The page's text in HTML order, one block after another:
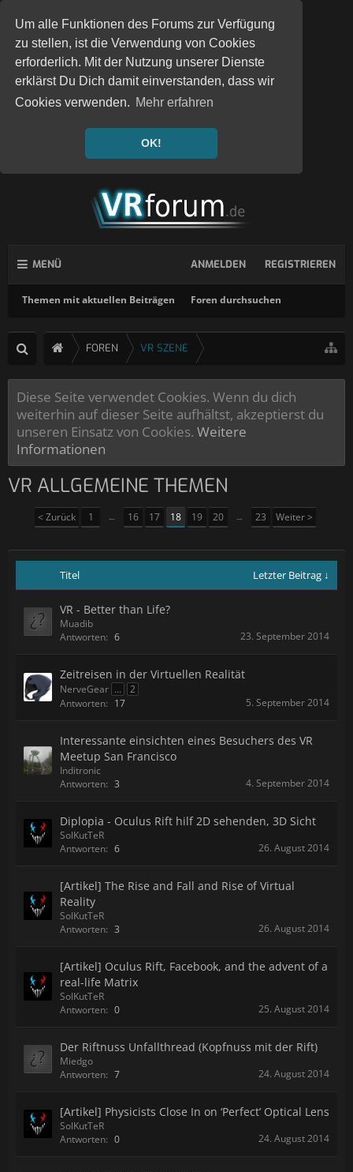
Um alle Funktionen des Forums zur Verfügung
zu stellen, ist die Verwendung von Cookies
erforderlich. Mit der Nutzung unserer Dienste
erklärst Du Dich damit einverstanden, dass wir
Cookies verwenden. Mehr erfahren
OK!
MENÜ
Themen mit aktuellen Beiträgen Foren durchsuchen
ANMELDEN REGISTRIEREN
FOREN VR SZENE
Diese Seite verwendet Cookies. Wenn du dich
weiterhin auf dieser Seite aufhältst, akzeptierst du
unseren Einsatz von Cookies. Weitere
Informationen
VR ALLGEMEINE THEMEN
< Zurück 1 ← 16 17 18 19 20 → 23 Weiter >
Titel Letzter Beitrag ↓
VR - Better than Life?
Muadib
Antworten: 6 23. September 2014
Zeitreisen in der Virtuellen Realität
NerveGear ...
2
Antworten: 17 5. September 2014
Interessante einsichten eines Besuchers des VR
Meetup San Francisco
Inditronic
Antworten: 3 4. September 2014
Diplopia - Oculus Rift hilf 2D sehenden, 3D Sicht
SolKutTeR
Antworten: 6 26. August 2014
[Artikel] The Rise and Fall and Rise of Virtual
Reality
SolKutTeR
Antworten: 3 26. August 2014
[Artikel] Oculus Rift, Facebook, and the advent of a
real-life Matrix
SolKutTeR
Antworten: 0 25. August 2014
Der Riftnuss Unfallthread (Kopfnuss mit der Rift)
Miedgo
Antworten: 7 24. August 2014
[Artikel] Physicists Close In on ‘Perfect’ Optical Lens
SolKutTeR
Antworten: 0 24. August 2014